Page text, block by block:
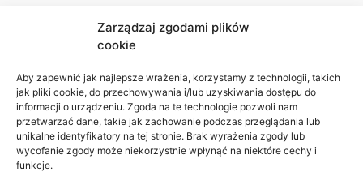
Zarządzaj zgodami plików
cookie
Aby zapewnić jak najlepsze wrażenia, korzystamy z technologii, takich
jak pliki cookie, do przechowywania i/lub uzyskiwania dostępu do
informacji o urządzeniu. Zgoda na te technologie pozwoli nam
przetwarzać dane, takie jak zachowanie podczas przeglądania lub
unikalne identyfikatory na tej stronie. Brak wyrażenia zgody lub
wycofanie zgody może niekorzystnie wpłynąć na niektóre cechy i
funkcje.
Akademia
WSEI
ul.
Projektowa
4